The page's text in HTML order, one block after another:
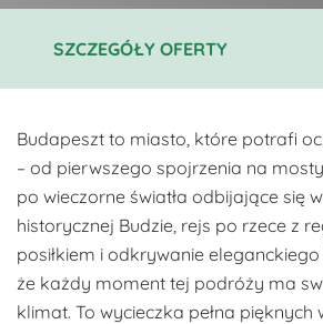
Budapeszt to miasto, które potrafi
– od pierwszego spojrzenia na
po wieczorne światła odbijające się
historycznej Budzie, rejs po rzece z
posiłkiem i odkrywanie
że każdy moment tej podróży ma
klimat. To wycieczka pełna pięknych